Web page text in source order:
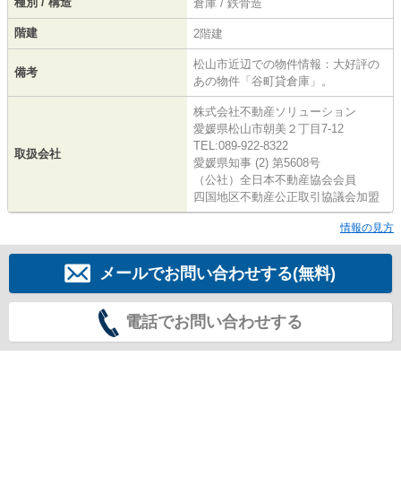
倉庫 / 鉄骨造
階建 2階建
備考
松山市近辺での物件情報：大好評の
あの物件「谷町貸倉庫」。
取扱会社
株式会社不動産ソリューション
愛媛県松山市朝美２丁目7-12
TEL:089-922-8322
愛媛県知事 (2) 第5608号
（公社）全日本不動産協会会員
四国地区不動産公正取引協議会加盟
情報の見方
メールでお問い合わせする(無料)
電話でお問い合わせする